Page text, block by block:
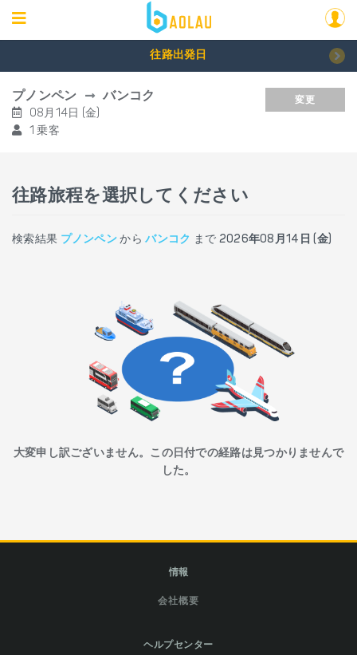
往路出発日
プノンペン バンコク
08月14日 (金)
1 乗客
変更
往路旅程を選択してください
検索結果 プノンペン からバンコク まで 2026年08月14日 (金)
大変申し訳ございません。この日付での経路は見つかりませんで
した。
情報
会社概要
ヘルプセンター